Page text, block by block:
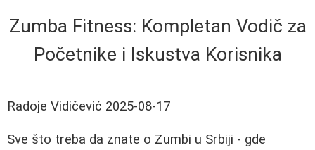
Zumba Fitness: Kompletan Vodič za
Početnike i Iskustva Korisnika
Radoje Vidičević 2025-08-17
Sve što treba da znate o Zumbi u Srbiji - gde